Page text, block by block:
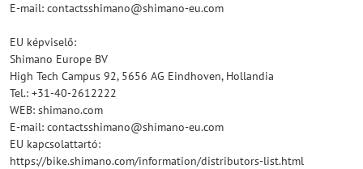
E-mail: contactsshimano@shimano-eu.com
EU képviselő:
Shimano Europe BV
High Tech Campus 92, 5656 AG Eindhoven, Hollandia
Tel.: +31-40-2612222
WEB: shimano.com
E-mail: contactsshimano@shimano-eu.com
EU kapcsolattartó:
https://bike.shimano.com/information/distributors-list.html